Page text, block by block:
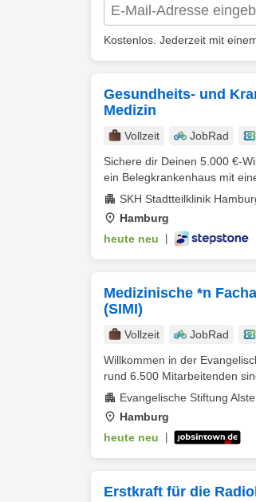
Kostenlos. Jederzeit mit
Gesundheits- und
Medizin
Vollzeit JobRad
Sichere dir Deinen 5.000 €-
ein Belegkrankenhaus mit
SKH Stadtteilklinik
Hamburg
heute neu
Medizinische *n
(SIMI)
Vollzeit JobRad
Willkommen in der
rund 6.500 Mitarbeitenden
Evangelische Stiftung
Hamburg
heute neu
Erstkraft für die